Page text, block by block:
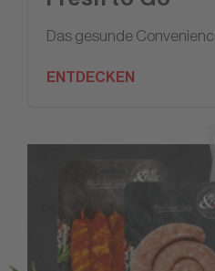
Das gesunde
ENTDECKEN